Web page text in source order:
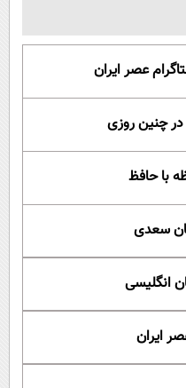
عصر ایران
با حافظ
سعدی
انگلیسی
ایران